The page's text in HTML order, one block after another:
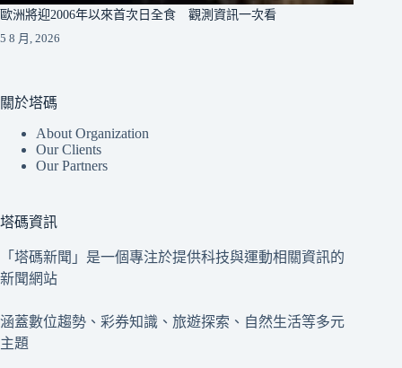
歐洲將迎2006年以來首次日全食 觀測資訊一次看
5 8 月, 2026
關於塔碼
About Organization
Our Clients
Our Partners
塔碼資訊
「塔碼新聞」是一個專注於提供科技與運動相關資訊的
新聞網站
涵蓋數位趨勢、彩券知識、旅遊探索、自然生活等多元
主題